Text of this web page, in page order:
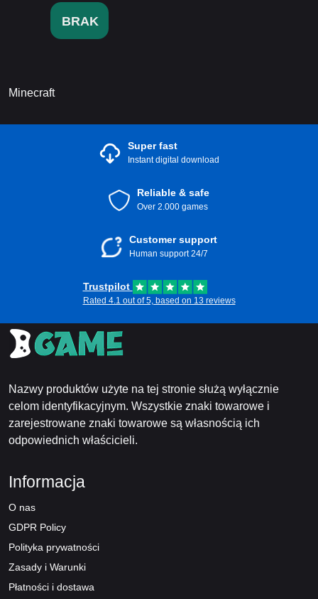
BRAK
Minecraft
Super fast
Instant digital download
Reliable & safe
Over 2.000 games
Customer support
Human support 24/7
Trustpilot
Rated 4.1 out of 5, based on 13 reviews
Nazwy produktów użyte na tej stronie służą wyłącznie
celom identyfikacyjnym. Wszystkie znaki towarowe i
zarejestrowane znaki towarowe są własnością ich
odpowiednich właścicieli.
Informacja
O nas
GDPR Policy
Polityka prywatności
Zasady i Warunki
Płatności i dostawa